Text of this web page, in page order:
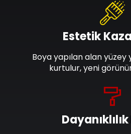
Estetik
Boya yapılan alan
kurtulur, yeni